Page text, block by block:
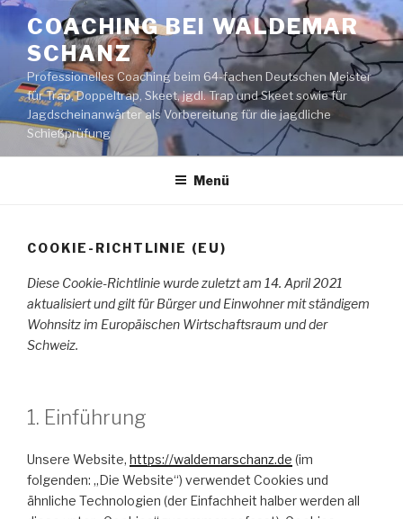
Zum
Inhalt
springen
COACHING BEI WALDEMAR
SCHANZ
Professionelles Coaching beim 64-fachen Deutschen Meister
für Trap, Doppeltrap, Skeet, jgdl. Trap und Skeet sowie für
Jagdscheinanwärter als Vorbereitung für die jagdliche
Schießprüfung
Menü
COOKIE-RICHTLINIE (EU)
Diese Cookie-Richtlinie wurde zuletzt am 14. April 2021
aktualisiert und gilt für Bürger und Einwohner mit ständigem
Wohnsitz im Europäischen Wirtschaftsraum und der
Schweiz.
1. Einführung
Unsere Website, https://waldemarschanz.de (im
folgenden: „Die Website“) verwendet Cookies und
ähnliche Technologien (der Einfachheit halber werden all